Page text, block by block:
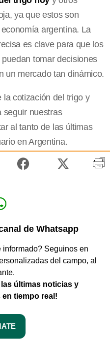
ya que estos son
argentina. La
es clave para que los
tomar decisiones
un mercado tan dinámico.
la cotización del trigo y
seguir nuestras
al tanto de las últimas
en Argentina.
de Whatsapp
informado? Seguinos en
del campo, al
las últimas noticias y
tiempo real!